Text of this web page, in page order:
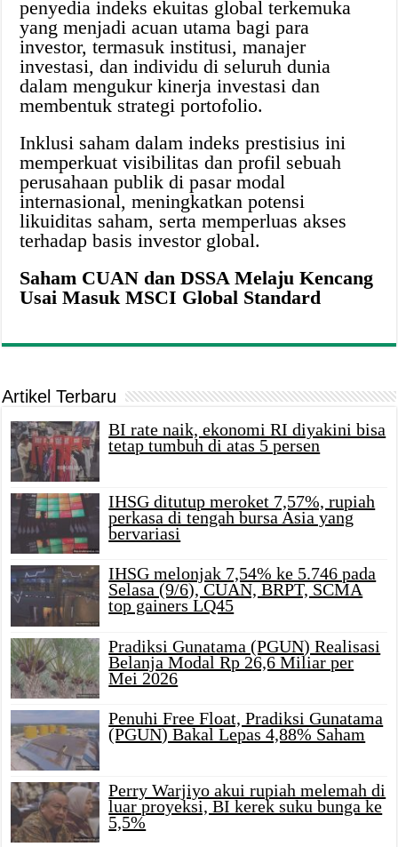
penyedia indeks ekuitas global terkemuka
yang menjadi acuan utama bagi para
investor, termasuk institusi, manajer
investasi, dan individu di seluruh dunia
dalam mengukur kinerja investasi dan
membentuk strategi portofolio.
Inklusi saham dalam indeks prestisius ini
memperkuat visibilitas dan profil sebuah
perusahaan publik di pasar modal
internasional, meningkatkan potensi
likuiditas saham, serta memperluas akses
terhadap basis investor global.
Saham CUAN dan DSSA Melaju Kencang
Usai Masuk MSCI Global Standard
Artikel Terbaru
BI rate naik, ekonomi RI diyakini bisa
tetap tumbuh di atas 5 persen
IHSG ditutup meroket 7,57%, rupiah
perkasa di tengah bursa Asia yang
bervariasi
IHSG melonjak 7,54% ke 5.746 pada
Selasa (9/6), CUAN, BRPT, SCMA
top gainers LQ45
Pradiksi Gunatama (PGUN) Realisasi
Belanja Modal Rp 26,6 Miliar per
Mei 2026
Penuhi Free Float, Pradiksi Gunatama
(PGUN) Bakal Lepas 4,88% Saham
Perry Warjiyo akui rupiah melemah di
luar proyeksi, BI kerek suku bunga ke
5,5%